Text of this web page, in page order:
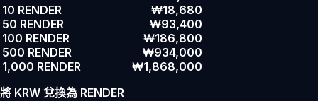
10 RENDER
₩18,680
50 RENDER
₩93,400
100 RENDER
₩186,800
500 RENDER
₩934,000
1,000 RENDER
₩1,868,000
將 KRW 兌換為 RENDER